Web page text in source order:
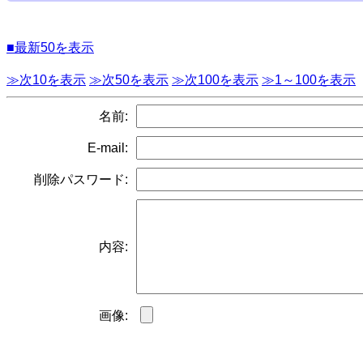
■最新50を表示
≫次10を表示 ≫次50を表示 ≫次100を表示 ≫1～100を表示
名前:
E-mail:
削除パスワード:
内容:
画像: